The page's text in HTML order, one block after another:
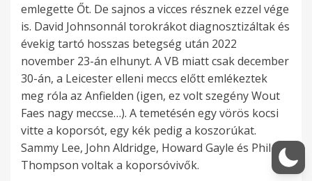
emlegette Őt. De sajnos a vicces résznek ezzel vége
is. David Johnsonnál torokrákot diagnosztizáltak és
évekig tartó hosszas betegség után 2022
november 23-án elhunyt. A VB miatt csak december
30-án, a Leicester elleni meccs előtt emlékeztek
meg róla az Anfielden (igen, ez volt szegény Wout
Faes nagy meccse…). A temetésén egy vörös kocsi
vitte a koporsót, egy kék pedig a koszorúkat.
Sammy Lee, John Aldridge, Howard Gayle és Phil
Thompson voltak a koporsóvivők.